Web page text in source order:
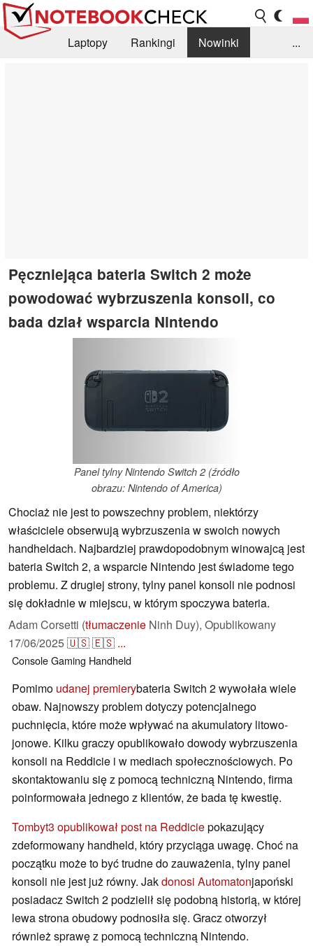
Laptopy Rankingi
Nowinki
...
Pęczniejąca bateria Switch 2 może
powodować wybrzuszenia konsoli, co
bada dział wsparcia Nintendo
Panel tylny Nintendo Switch 2 (źródło
obrazu: Nintendo of America)
Chociaż nie jest to powszechny problem, niektórzy
właściciele obserwują wybrzuszenia w swoich nowych
handheldach. Najbardziej prawdopodobnym winowajcą jest
bateria Switch 2, a wsparcie Nintendo jest świadome tego
problemu. Z drugiej strony, tylny panel konsoli nie podnosi
się dokładnie w miejscu, w którym spoczywa bateria.
Adam Corsetti (tłumaczenie Ninh Duy), Opublikowany
17/06/2025🇺🇸🇪🇸 ...
ConsoleGaming Handheld
Pomimo udanej premierybateria Switch 2 wywołała wiele
obaw. Najnowszy problem dotyczy potencjalnego
puchnięcia, które może wpływać na akumulatory litowo-
jonowe. Kilku graczy opublikowało dowody wybrzuszenia
konsoli na Reddicie i w mediach społecznościowych. Po
skontaktowaniu się z pomocą techniczną Nintendo, firma
poinformowała jednego z klientów, że bada tę kwestię.
Tombyt3 opublikował post na Reddiciepokazujący
zdeformowany handheld, który przyciąga uwagę. Choć na
początku może to być trudne do zauważenia, tylny panel
konsoli nie jest już równy. Jakdonosi Automatonjapoński
posiadacz Switch 2 podzielił się podobną historią, w której
lewa strona obudowy podnosiła się. Gracz otworzył
również sprawę z pomocą techniczną Nintendo.